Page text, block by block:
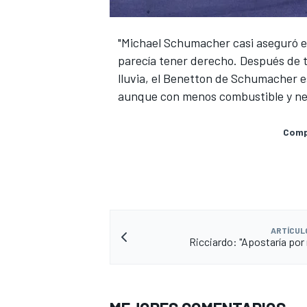
"Michael Schumacher casi aseguró
parecía tener derecho. Después de
lluvia, el Benetton de Schumacher
aunque con menos combustible y
Ricciardo: "Apostaría